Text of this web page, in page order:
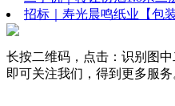
招标｜寿光晨鸣纸业【包
长按二维码，点击：识别图
即可关注我们，得到更多服务